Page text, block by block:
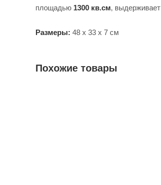
площадью 1300 кв.см, выдерживает
Размеры: 48 x 33 x 7 см
Похожие товары